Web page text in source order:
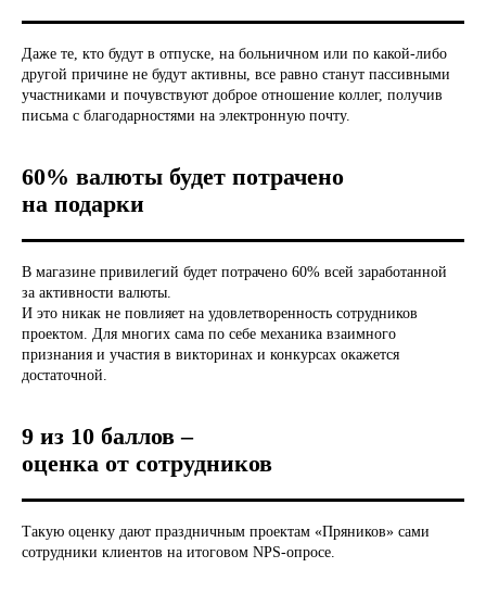
Даже те, кто будут в отпуске, на больничном или по какой-либо
другой причине не будут активны, все равно станут пассивными
участниками и почувствуют доброе отношение коллег, получив
письма с благодарностями на электронную почту.
60% валюты будет потрачено
на подарки
В магазине привилегий будет потрачено 60% всей заработанной
за активности валюты.
И это никак не повлияет на удовлетворенность сотрудников
проектом. Для многих сама по себе механика взаимного
признания и участия в викторинах и конкурсах окажется
достаточной.
9 из 10 баллов –
оценка от сотрудников
Такую оценку дают праздничным проектам «Пряников» сами
сотрудники клиентов на итоговом NPS-опросе.